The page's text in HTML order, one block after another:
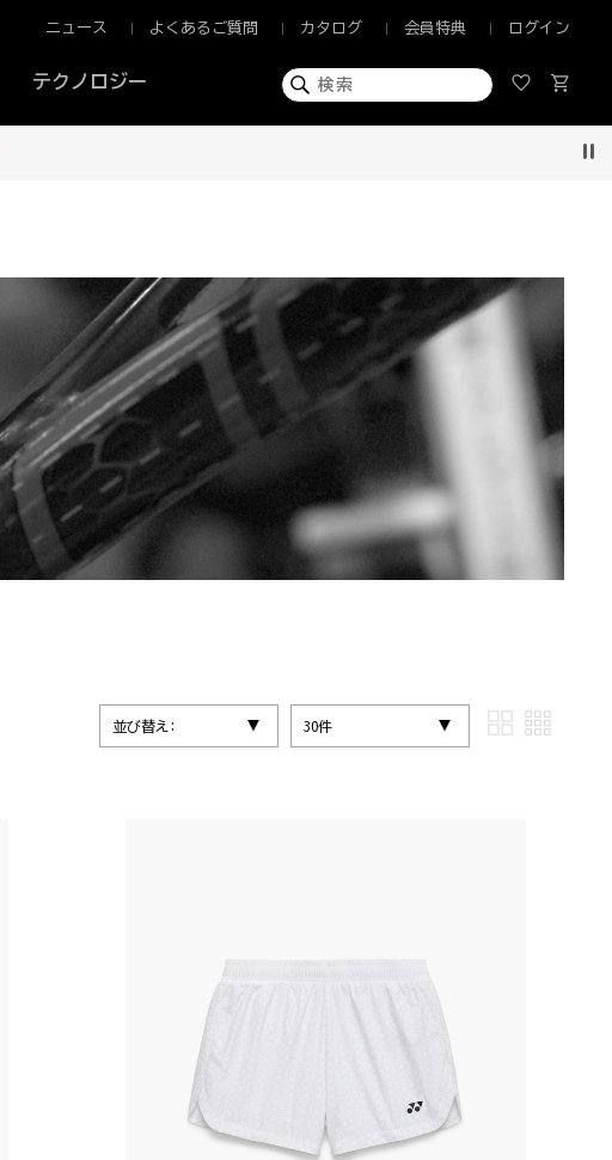
テクノロジー
ニュース よくあるご質問 カタログ 会員特典 ログイン
並び替え: 30件